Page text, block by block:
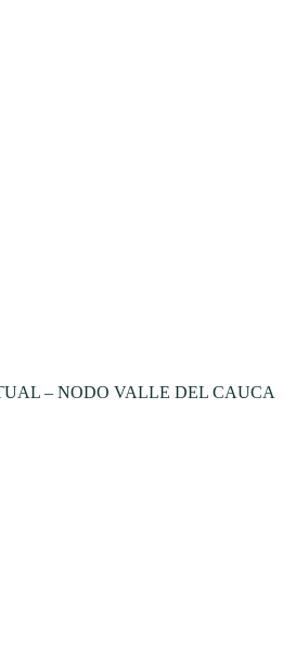
– NODO VALLE DEL CAUCA